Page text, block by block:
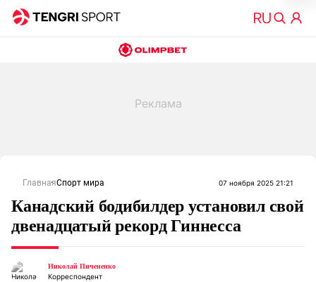
ГлавнаяСпорт мира 07 ноября 2025 21:21
Канадский бодибилдер установил свой
двенадцатый рекорд Гиннесса
Николай Пичененко
Корреспондент